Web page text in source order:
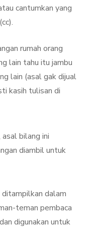
cantumkan yang
rumah orang
lain tahu itu jambu
lain (asal gak dijual
kasih tulisan di
bilang ini
diambil untuk
ditampilkan dalam
teman pembaca
digunakan untuk